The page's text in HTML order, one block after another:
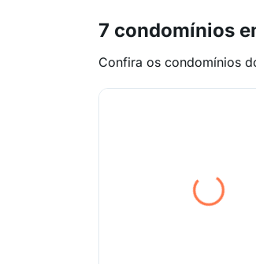
7 condomínios
Confira os condomínios